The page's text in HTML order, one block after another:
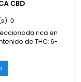
CBD
0
rica en
de THC: 6-
floración: 9-10
450-550
g/planta (lista a
en interior; hasta